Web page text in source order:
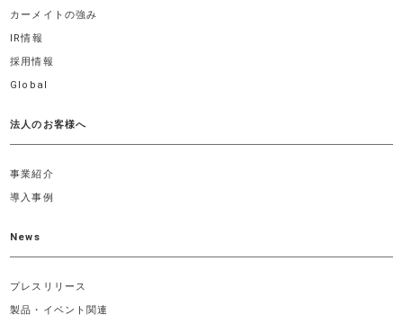
カーメイトの強み
IR情報
採用情報
Global
法人のお客様へ
事業紹介
導入事例
News
プレスリリース
製品・イベント関連